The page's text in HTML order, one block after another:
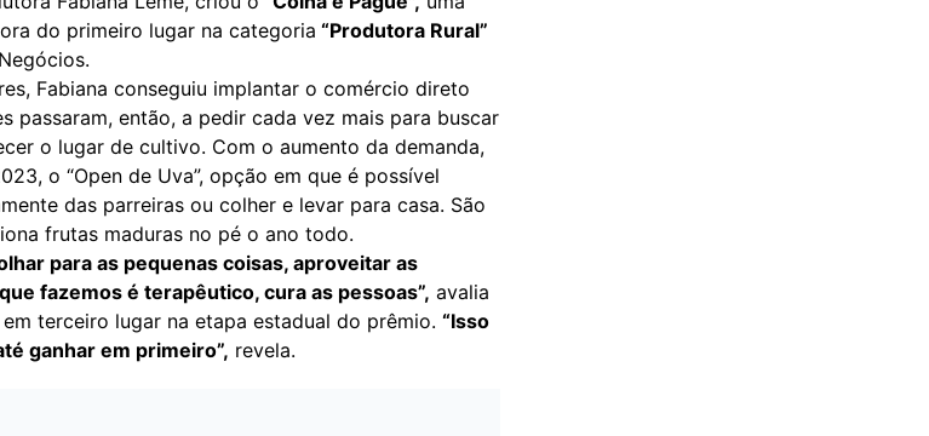
do primeiro lugar na categoria “Produtora Rural”
Fabiana conseguiu implantar o comércio direto
passaram, então, a pedir cada vez mais para buscar
o lugar de cultivo. Com o aumento da demanda,
o “Open de Uva”, opção em que é possível
das parreiras ou colher e levar para casa. São
frutas maduras no pé o ano todo.
para as pequenas coisas, aproveitar as
fazemos é terapêutico, cura as pessoas”, avalia
terceiro lugar na etapa estadual do prêmio. “Isso
ganhar em primeiro”, revela.